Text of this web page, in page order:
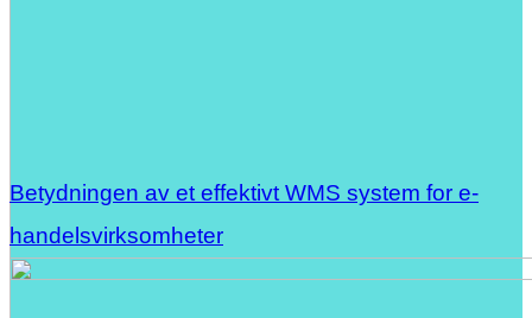
Betydningen av et effektivt WMS system for e-
handelsvirksomheter